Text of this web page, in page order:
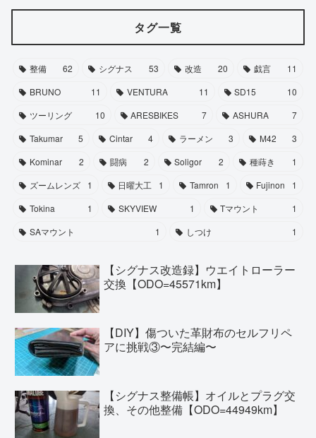
タグ一覧
整備 62 シグナス 53 改造 20 戯言
11
BRUNO
11 VENTURA 11 SD15
10
ツーリング
10 ARESBIKES 7 ASHURA
7
Takumar
5 Cintar 4 ラーメン 3 M42
3
Kominar
2 闘病 2 Soligor 2 種蒔き
1
ズームレンズ
1 日曜大工 1 Tamron 1 Fujinon
1
Tokina
1 SKYVIEW 1 Tマウント
1
SAマウント
1 しつけ 1
【シグナス改造録】ウエイトローラー
交換【ODO=45571km】
【DIY】傷ついた革財布のセルフリペ
アに挑戦③〜完結編〜
【シグナス整備帳】オイルとプラグ交
換、その他整備【ODO=44949km】